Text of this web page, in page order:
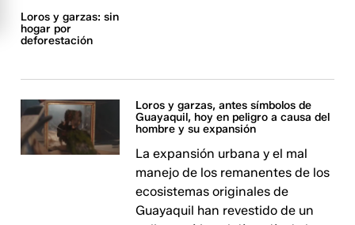
Loros y garzas: sin
hogar por
deforestación
Loros y garzas, antes símbolos de
Guayaquil, hoy en peligro a causa del
hombre y su expansión
La expansión urbana y el mal
manejo de los remanentes de los
ecosistemas originales de
Guayaquil han revestido de un